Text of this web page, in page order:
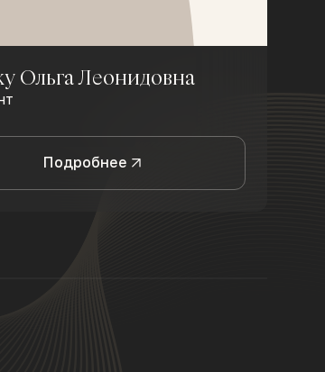
Ольга Леонидовна
Подробнее